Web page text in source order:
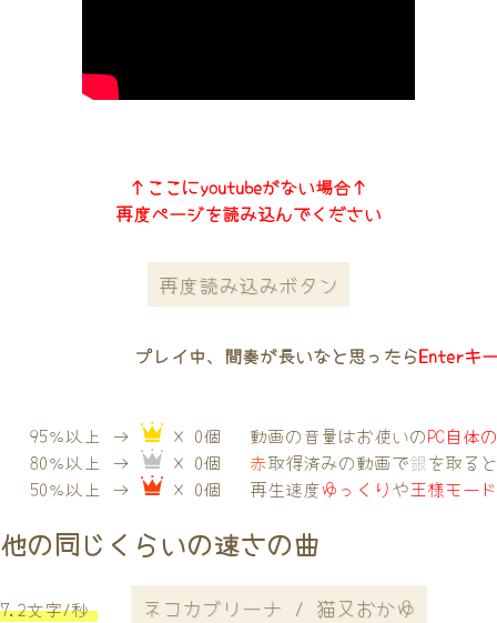
↑ここにyoutubeがない場合↑
再度ページを読み込んでください
再度読み込みボタン
プレイ中、間奏が長いなと思ったらEnterキ
95％以上 →
× 0個
80％以上 →
× 0個
50％以上 →
× 0個
動画の音量はお使いのPC自体
赤取得済みの動画で銀を取る
再生速度ゆっくりや王様モー
他の同じくらいの速さの曲
7.2文字/秒 ネコカブリーナ / 猫又おかゆ